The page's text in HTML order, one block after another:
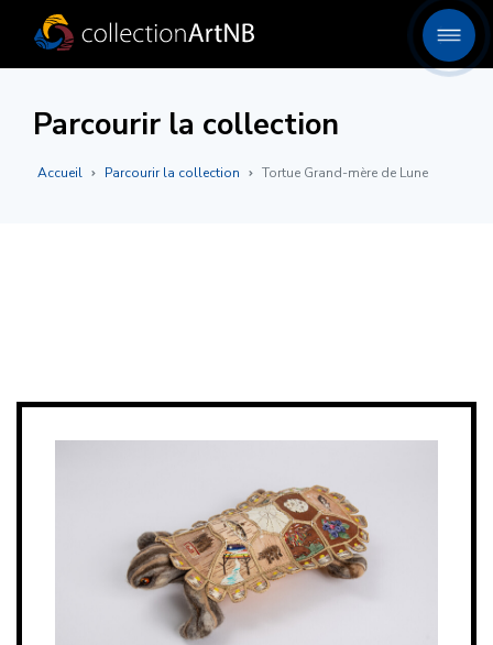
Parcourir la collection
Accueil Parcourir la collection Tortue Grand-mère de Lune